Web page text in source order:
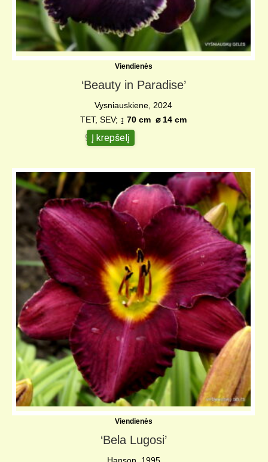
Viendienės
‘Beauty in Paradise’
Vysniauskiene, 2024
TET, SEV; ↨ 70 cm ⌀14 cm
95,00€
Į krepšelį
Viendienės
‘Bela Lugosi’